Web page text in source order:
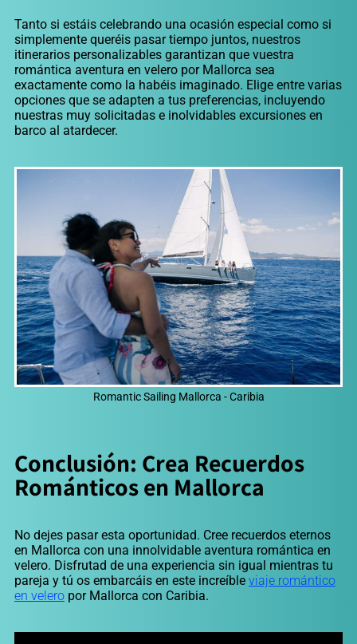
Tanto si estáis celebrando una ocasión especial como si
simplemente queréis pasar tiempo juntos, nuestros
itinerarios personalizables garantizan que vuestra
romántica aventura en velero por Mallorca sea
exactamente como la habéis imaginado. Elige entre varias
opciones que se adapten a tus preferencias, incluyendo
nuestras muy solicitadas e inolvidables excursiones en
barco al atardecer.
Romantic Sailing Mallorca - Caribia
Conclusión: Crea Recuerdos
Románticos en Mallorca
No dejes pasar esta oportunidad. Cree recuerdos eternos
en Mallorca con una innolvidable aventura romántica en
velero. Disfrutad de una experiencia sin igual mientras tu
pareja y tú os embarcáis en este increíble viaje romántico
en velero por Mallorca con Caribia.